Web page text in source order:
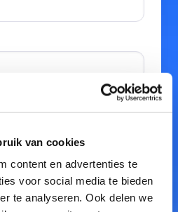
van cookies
content en advertenties te
voor social media te bieden
te analyseren. Ook delen we